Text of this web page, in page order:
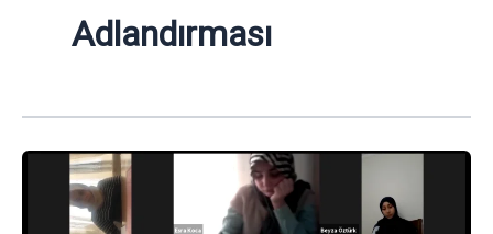
Adlandırması
Arş.
Gör.